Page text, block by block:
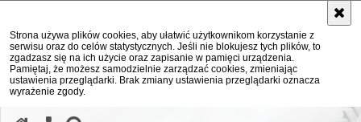
Strona używa plików cookies, aby ułatwić użytkownikom korzystanie z
serwisu oraz do celów statystycznych. Jeśli nie blokujesz tych plików, to
zgadzasz się na ich użycie oraz zapisanie w pamięci urządzenia.
Pamiętaj, że możesz samodzielnie zarządzać cookies, zmieniając
ustawienia przeglądarki. Brak zmiany ustawienia przeglądarki oznacza
wyrażenie zgody.